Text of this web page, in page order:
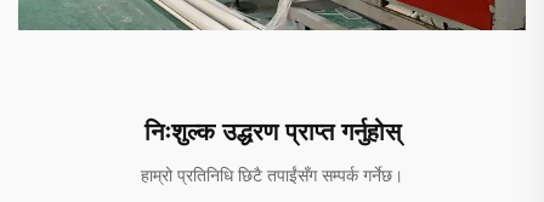
निःशुल्क उद्धरण प्राप्त गर्नुहोस्
हाम्रो प्रतिनिधि छिटै तपाईंसँग सम्पर्क गर्नेछ।